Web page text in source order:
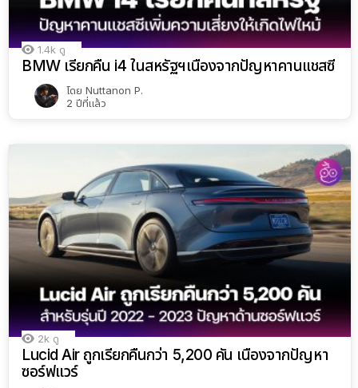
1.4k ดู
BMW เรียกคืน i4 ในสหรัฐฯเนื่องจากปัญหาคานแชสซี
โดย Nuttanon P.
2 ปีที่แล้ว
2k ดู
Lucid Air ถูกเรียกคืนกว่า 5,200 คัน เนื่องจากปัญหา
ซอร์ฟแวร์